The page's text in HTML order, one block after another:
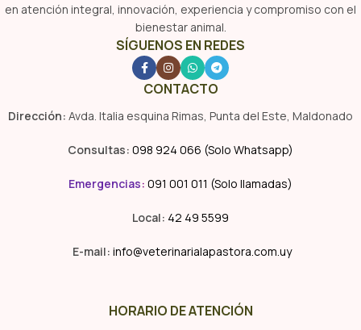
en atención integral, innovación, experiencia y compromiso con el
bienestar animal.
SÍGUENOS EN REDES
CONTACTO
Dirección: Avda. Italia esquina Rimas, Punta del Este, Maldonado
Consultas: 098 924 066 (Solo Whatsapp)
Emergencias: 091 001 011 (Solo llamadas)
Local: 42 49 5599
E-mail: info@veterinarialapastora.com.uy
HORARIO DE ATENCIÓN